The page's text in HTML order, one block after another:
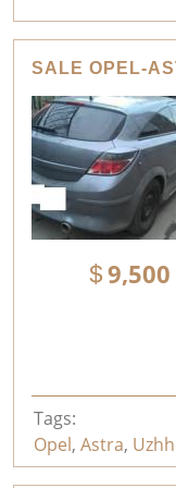
SALE OPEL-
9,500
Tags:
Opel, Astra,